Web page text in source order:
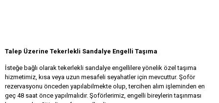
Talep Üzerine Tekerlekli Sandalye Engelli Taşıma
İsteğe bağlı olarak tekerlekli sandalye engellilere yönelik özel taşıma
hizmetimiz, kısa veya uzun mesafeli seyahatler için mevcuttur. Şoför
rezervasyonu önceden yapılabilmekte olup, tercihen alım işleminden en
geç 48 saat önce yapılmalıdır. Şoförlerimiz, engelli bireylerin taşınması